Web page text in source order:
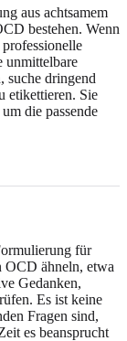
aus achtsamem
bestehen. Wenn
unmittelbare
suche dringend
etikettieren. Sie
die passende
für
OCD ähneln, etwa
Gedanken,
Es ist keine
Fragen sind,
es beansprucht